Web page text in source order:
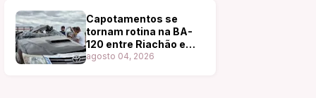
Capotamentos se
tornam rotina na BA-
120 entre Riachão e
Coité; novo acidente é
agosto 04, 2026